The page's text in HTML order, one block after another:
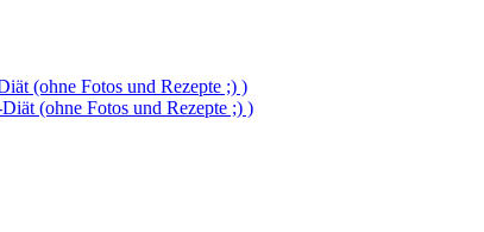
(ohne Fotos und Rezepte ;) )
(ohne Fotos und Rezepte ;) )